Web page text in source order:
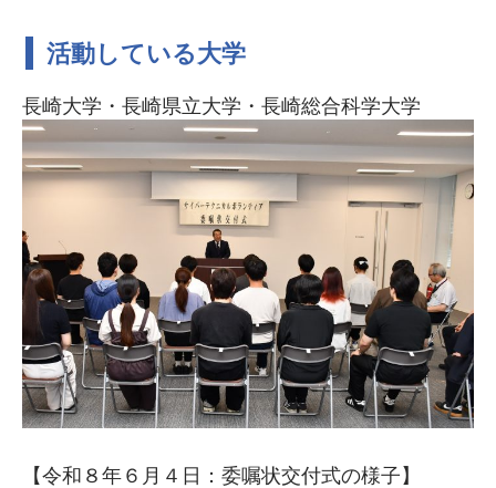
活動している大学
長崎大学・長崎県立大学・長崎総合科学大学
【令和８年６月４日：委嘱状交付式の様子】